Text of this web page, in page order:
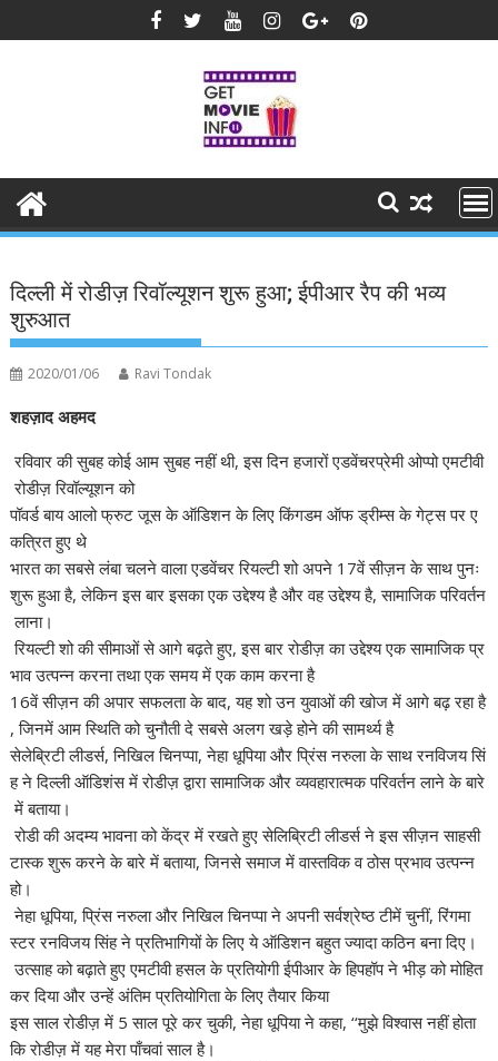
to
दिल्ली में रोडीज़ रिवॉल्यूशन शुरू हुआ; ईपीआर रैप की भव्य
शुरुआत
2020/01/06 Ravi Tondak
शहज़ाद अहमद
रविवार की सुबह कोई आम सुबह नहीं थी, इस दिन हजारों एडवेंचरप्रेमी ओप्पो एमटीवी
रोडीज़ रिवॉल्यूशन को
पॉवर्ड बाय आलो फ्रुट जूस के ऑडिशन के लिए किंगडम ऑफ ड्रीम्स के गेट्स पर ए
कत्रित हुए थे
भारत का सबसे लंबा चलने वाला एडवेंचर रियल्टी शो अपने 17वें सीज़न के साथ पुनः
शुरू हुआ है, लेकिन इस बार इसका एक उद्देश्य है और वह उद्देश्य है, सामाजिक परिवर्तन
लाना।
रियल्टी शो की सीमाओं से आगे बढ़ते हुए, इस बार रोडीज़ का उद्देश्य एक सामाजिक प्र
भाव उत्पन्न करना तथा एक समय में एक काम करना है
16वें सीज़न की अपार सफलता के बाद, यह शो उन युवाओं की खोज में आगे बढ़ रहा है
, जिनमें आम स्थिति को चुनौती दे सबसे अलग खड़े होने की सामर्थ्य है
सेलेब्रिटी लीडर्स, निखिल चिनप्पा, नेहा धूपिया और प्रिंस नरुला के साथ रनविजय सिं
ह ने दिल्ली ऑडिशंस में रोडीज़ द्वारा सामाजिक और व्यवहारात्मक परिवर्तन लाने के बारे
में बताया।
रोडी की अदम्य भावना को केंद्र में रखते हुए सेलिब्रिटी लीडर्स ने इस सीज़न साहसी
टास्क शुरू करने के बारे में बताया, जिनसे समाज में वास्तविक व ठोस प्रभाव उत्पन्न
हो।
नेहा धूपिया, प्रिंस नरुला और निखिल चिनप्पा ने अपनी सर्वश्रेष्ठ टीमें चुनीं, रिंगमा
स्टर रनविजय सिंह ने प्रतिभागियों के लिए ये ऑडिशन बहुत ज्यादा कठिन बना दिए।
उत्साह को बढ़ाते हुए एमटीवी हसल के प्रतियोगी ईपीआर के हिपहॉप ने भीड़ को मोहित
कर दिया और उन्हें अंतिम प्रतियोगिता के लिए तैयार किया
इस साल रोडीज़ में 5 साल पूरे कर चुकी, नेहा धूपिया ने कहा, ‘‘मुझे विश्वास नहीं होता
कि रोडीज़ में यह मेरा पाँचवां साल है।